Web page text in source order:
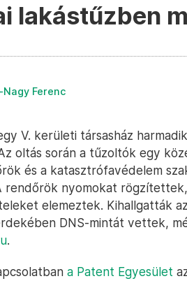
lakástűzben
Nagy Ferenc
V. kerületi társasház
oltás során a tűzoltók egy
és a katasztrófavédelem
rendőrök nyomokat
elemeztek. Kihallgatták
DNS-mintát vettek,
.
a Patent Egyesület